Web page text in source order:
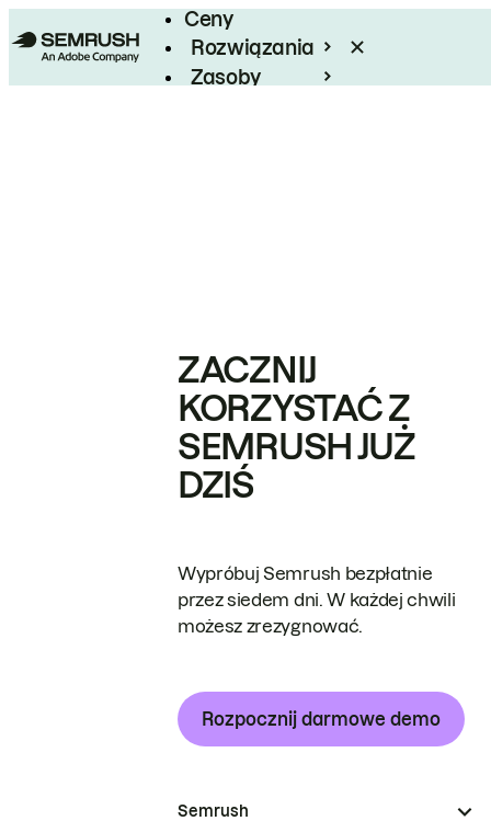
Ceny
Rozwiązania
Zasoby
ZACZNIJ
KORZYSTAĆ Z
SEMRUSH JUŻ
DZIŚ
Wypróbuj Semrush bezpłatnie
przez siedem dni. W każdej chwili
możesz zrezygnować.
Rozpocznij darmowe demo
Semrush